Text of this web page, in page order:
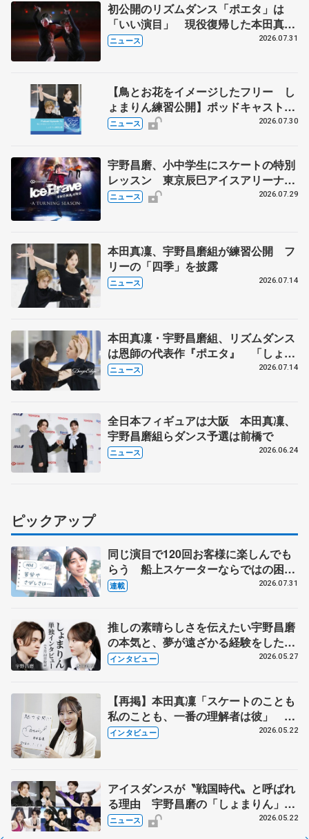
初公開のリズムダンス「ポエタ」は
「いい演目」 現役復帰した本田真
凜、宇野昌磨組がアイスショー
ニュース 2026.07.31
【鳥とお花をイメージしたフリー し
ょまりん練習公開】ポッドキャスト
#75を配信
ニュース 2026.07.30
宇野昌磨、小中学生にスケートの特別
レッスン 東京辰巳アイスアリーナ
で、「Ice Brave -A TURNING
ニュース 2026.07.29
本田真凜、宇野昌磨組が練習公開 フ
リーの「四季」を披露
ニュース 2026.07.14
本田真凜・宇野昌磨組、リズムダンス
は恩師の代表作『ポエタ』 「しょま
りん」今季はステファン・ランビエル
ニュース 2026.07.14
全日本フィギュアは大阪 本田真凜、
宇野昌磨組らダンス予選は前橋で
ニュース 2026.06.24
ピックアップ
同じ演目で120回お客様に楽しんでも
らう 船上スケーターならではの困難
とは 影響あったPIW前キャプテン松
連載 2026.07.31
推しの素晴らしさを伝えたい宇野昌磨
の本気と、夢が遠ざかる経験をした本
田真凜の覚悟
インタビュー 2026.05.27
【再掲】本田真凜「スケートのことも
私のことも、一番の理解者は彼」 引
退時の単独インタビューで語った競技
インタビュー 2026.05.22
アイスダンスが〝戦国時代〟と呼ばれ
る理由 宇野昌磨の「しょまりん」ら
実力者が相次いで参戦 国内の競争激
ニュース 2026.05.22